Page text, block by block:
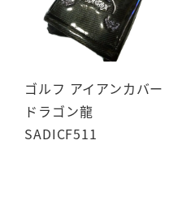
ゴルフ アイアンカバー
ドラゴン龍
SADICF511